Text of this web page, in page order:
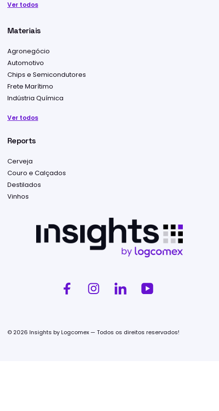
Ver todos
Materiais
Agronegócio
Automotivo
Chips e Semicondutores
Frete Marítimo
Indústria Química
Ver todos
Reports
Cerveja
Couro e Calçados
Destilados
Vinhos
© 2026 Insights by Logcomex — Todos os direitos reservados!